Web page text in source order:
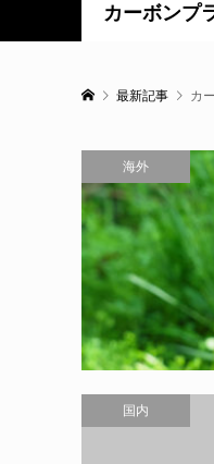
カーボンプ
最新記事 カ
海外
国内